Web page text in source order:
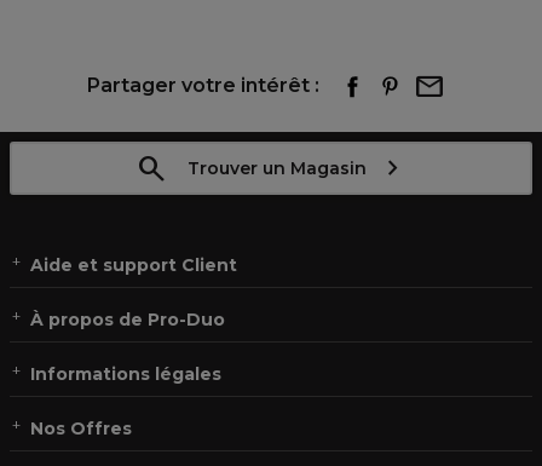
Partager votre intérêt :
Trouver un Magasin
Aide et support Client
À propos de Pro-Duo
Informations légales
Nos Offres